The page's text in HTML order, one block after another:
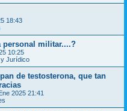
18:43
personal militar....?
10:25
y Jurídico
de testosterona, que tan
2025 21:41